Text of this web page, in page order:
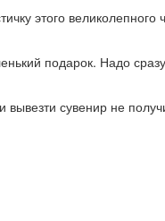
этого великолепного
подарок. Надо
вывезти сувенир не